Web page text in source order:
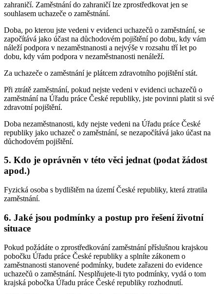
zahraničí. Zaměstnání do zahraničí lze zprostředkovat jen se
souhlasem uchazeče o zaměstnání.
Doba, po kterou jste vedeni v evidenci uchazečů o zaměstnání, se
započítává jako účast na důchodovém pojištění po dobu, kdy vám
náleží podpora v nezaměstnanosti a nejvýše v rozsahu tří let po
dobu, kdy vám podpora v nezaměstnanosti nenáleží.
Za uchazeče o zaměstnání je plátcem zdravotního pojištění stát.
Při ztrátě zaměstnání, pokud nejste vedeni v evidenci uchazečů o
zaměstnání na Úřadu práce České republiky, jste povinni platit si své
zdravotní pojištění.
Doba nezaměstnanosti, kdy nejste vedeni na Úřadu práce České
republiky jako uchazeč o zaměstnání, se nezapočítává jako účast na
důchodovém pojištění.
5. Kdo je oprávněn v této věci jednat (podat žádost
apod.)
Fyzická osoba s bydlištěm na území České republiky, která ztratila
zaměstnání.
6. Jaké jsou podmínky a postup pro řešení životní
situace
Pokud požádáte o zprostředkování zaměstnání příslušnou krajskou
pobočku Úřadu práce České republiky a splníte zákonem o
zaměstnanosti stanovené podmínky, budete zařazeni do evidence
uchazečů o zaměstnání. Nesplňujete-li tyto podmínky, vydá o tom
krajská pobočka Úřadu práce České republiky rozhodnutí.